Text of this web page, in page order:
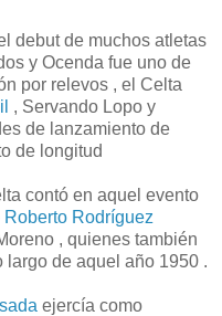
debut de muchos atletas
y Ocenda fue uno de
por relevos , el Celta
, Servando Lopo y
de lanzamiento de
de longitud
contó en aquel evento
Roberto Rodríguez
, quienes también
de aquel año 1950 .
ejercía como